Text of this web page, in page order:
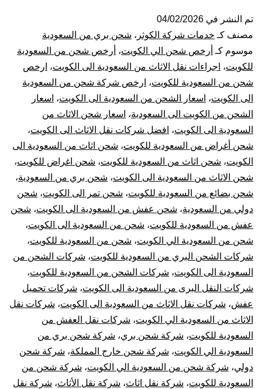
السعودية
الي
الكويت
|
نقل
عفش
من
السعودية
للكويت
تم النشر في 04/02/2026
مصنف كـ خدمات شركة الكوثر ، شحن بري من السعودية
موسوم كـ أرخص شحن الي الكويت، أرخص شحن من السعودية
للكويت، اجراءات نقل الاثاث من السعودية الى الكويت، ارخص
شحن من السعودية للكويت، ارخص شركة شحن من السعودية
الى الكويت، اسعار الشحن من السعودية الى الكويت، اسعار
الشحن من الكويت الى السعودية، اسعار شحن الاثاث من
السعودية الى الكويت، افضل شركات نقل الاثاث الى الكويت،
شحن أغراض من السعودية للكويت، شحن اثاث من السعودية الى
الكويت، شحن اثاث من السعودية للكويت، شحن اغراض للكويت،
شحن الاثاث من السعودية الى الكويت، شحن بري من السعودية،
شحن بضائع من السعودية للكويت، شحن تمر الى الكويت، شحن
دولي من السعودية، شحن عفش من السعودية الى الكويت، شحن
عفش من السعودية للكويت، شحن من السعودية الى الكويت،
شحن من السعودية الي الكويت، شحن من السعودية للكويت،
شركات الشحن البري من السعودية للكويت، شركات الشحن من
السعودية الى الكويت، شركات الشحن من السعودية للكويت،
شركات النقل البرى من السعودية الى الكويت، شركات تحميل
عفش، شركات نقل الاثاث من السعودية الى الكويت، شركات نقل
الاثاث من السعودية الي الكويت، شركات نقل العفش من
السعودية للكويت، شركة شحن بري، شركة شحن بري من
السعودية الي الكويت، شركة شحن خارج المملكة، شركة شحن
دولي، شركة شحن من السعودية الي الكويت، شركة شحن من
السعودية للكويت، شركة نقل اثاث، شركة نقل الأثاث، شركة نقل